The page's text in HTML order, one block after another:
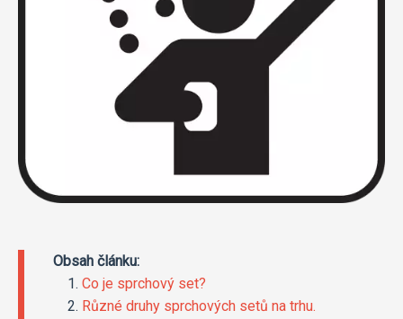
Obsah článku:
Co je sprchový set?
Různé druhy sprchových setů na trhu.